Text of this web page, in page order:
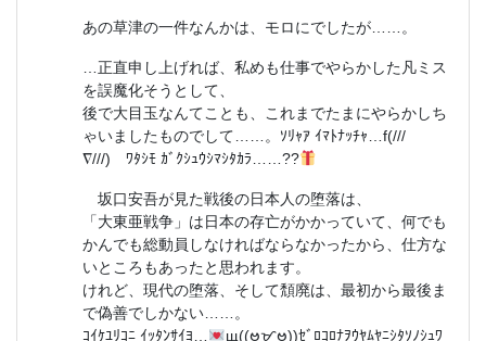
あの草津の一件なんかは、モロにでしたが……。
…正直申し上げれば、私めも仕事でやらかした凡ミス
を誤魔化そうとして、
後で大目玉なんてことも、これまでたまにやらかしち
ゃいましたものでして……。ｿﾘｬｱ ｲﾏﾄﾅｯﾁｬ…f(///
∇///)ゞﾜﾀｼﾓ ｶﾞｸｼｭｳｼﾏｼﾀｶﾗ……??
坂口安吾が見た戦後の日本人の堕落は、
「大東亜戦争」は日本の存亡がかかっていて、何でも
かんでも総動員しなければならなかったから、仕方な
いところもあったと思われます。
けれど、現代の堕落、そして頽廃は、最初から最後ま
で偽善でしかない……。
ｺｲｹﾕﾘｺﾆ ｲｯﾀﾝｻｲﾖ…
щ((ဗᜋဗ))ｾﾞﾛｺﾛﾅｦｳﾔﾑﾔﾆｼﾀｿﾉｼｭﾜ